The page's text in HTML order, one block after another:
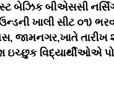
બેઝિક બીએસસી
ખાલી સીટ ૦૧)
જામનગર,ખાતે
ઇચ્છુક વિદ્યાર્થીઓએ